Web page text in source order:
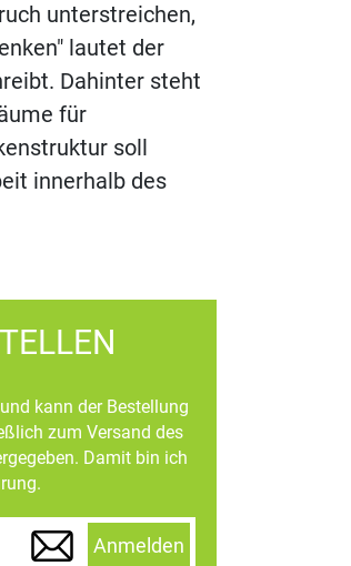
unterstreichen,
lautet der
Dahinter steht
für
soll
innerhalb des
kann der Bestellung
zum Versand des
Damit bin ich
Anmelden